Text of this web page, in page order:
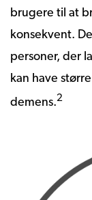
brugere til at
konsekvent.
personer, der
kan have
demens.2